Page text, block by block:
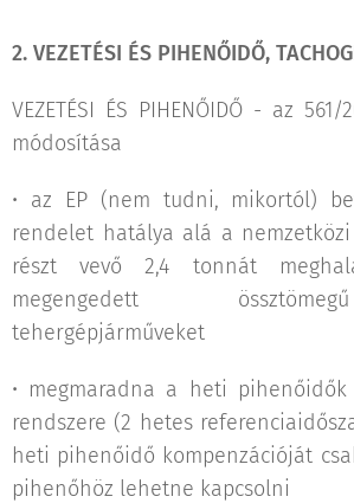
2. VEZETÉSI ÉS PIHENŐIDŐ,
VEZETÉSI ÉS PIHENŐIDŐ - az
módosítása
• az EP (nem tudni, mikortól)
rendelet hatálya alá a nemzetközi
részt vevő 2,4 tonnát
megengedett
tehergépjárműveket
• megmaradna a heti
rendszere (2 hetes
heti pihenőidő kompenzációját
pihenőhöz lehetne kapcsolni